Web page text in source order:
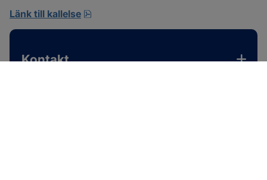
Länk till kallelse
Kontakt